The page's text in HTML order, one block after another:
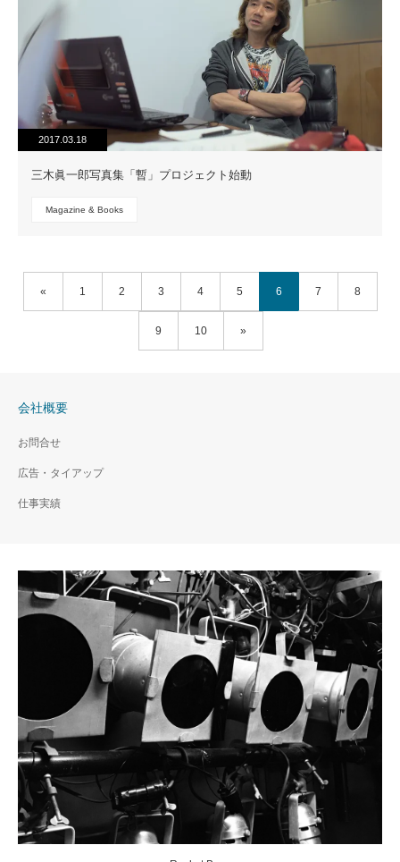
2017.03.18
三木眞一郎写真集「暫」プロジェクト始動
Magazine & Books
« 1 2 3 4 5 6 7 8
9 10 »
会社概要
お問合せ
広告・タイアップ
仕事実績